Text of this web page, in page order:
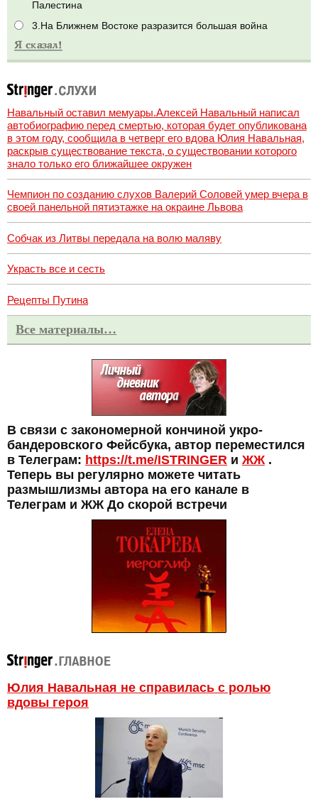
Палестина
3.На Ближнем Востоке разразится большая война
Навальный оставил мемуары.Алексей Навальный написал
автобиографию перед смертью, которая будет опубликована
в этом году, сообщила в четверг его вдова Юлия Навальная,
раскрыв существование текста, о существовании которого
знало только его ближайшее окружен
Чемпион по созданию слухов Валерий Соловей умер вчера в
своей панельной пятиэтажке на окраине Львова
Собчак из Литвы передала на волю маляву
Украсть все и сесть
Рецепты Путина
Все материалы…
В связи с закономерной кончиной укро-
бандеровского Фейсбука, автор переместился
в Телеграм: https://t.me/ISTRINGER и ЖЖ.
Теперь вы регулярно можете читать
размышлизмы автора на его канале в
Телеграм и ЖЖ До скорой встречи
Юлия Навальная не справилась с ролью
вдовы героя